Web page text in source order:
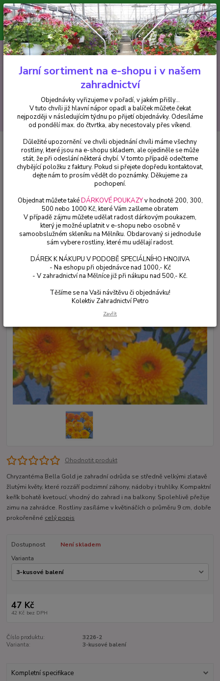
Minimální hodnota pro odeslání z e-shopu je 300 Kč.
V tuto chvíli již hlavní nápor objednávek opadl a balíček můžete čekat
nejpozději v následujícím týdnu po přijetí objednávky. Objednávky
vyřizujeme v pořadí, v jakém přišly...
CZK
Hledat
+420 602 223 614 0ks
za0 Kč
Chryzantémy
Chryzantéma Bella Gold - cena za kus v 3-kusovém
balení
Chryzantéma Bella Gold - cena za
kus v 3-kusovém balení
Ohodnotit produkt
Chryzantéma Bella Gold je zahradní odrůda se středně velkými zlatavě
žlutými květy, které rozzáří podzimní záhony, nádoby i truhlíky. Kompaktní
keřík bohatě kvetoucí, vhodný do zahrad i na balkony. Spolehlivě přežije
zimu na zahrádce. Rostliny zasíláme v květináčích o průměru 9 cm, dobře
prokořeněné celý popis
Dostupnost
Není skladem
Varianta
47 Kč
42 Kč bez DPH
Číslo produktu:
3226-2
Varianta:
3-kusové balení
Kompletní specifikace
Jarní sortiment na e-shopu i v našem
zahradnictví
Objednávky vyřizujeme v pořadí, v jakém přišly...
V tuto chvíli již hlavní nápor opadl a balíček můžete čekat
nejpozději v následujícím týdnu po přijetí objednávky. Odesíláme
od pondělí max. do čtvrtka, aby necestovaly přes víkend.
Důležité upozornění: ve chvíli objednání chvíli máme všechny
rostliny, které jsou na e-shopu skladem, ale ojediněle se může
stát, že při odeslání některá chybí. V tomto případě odečteme
chybějící položku z faktury. Pokud si přejete dopředu kontaktovat,
dejte nám to prosím vědět do poznámky. Děkujeme za
pochopení.
Objednat můžete takéDÁRKOVÉ POUKAZYv hodnotě 200, 300,
500 nebo 1000 Kč, které Vám zašleme obratem
V případě zájmu můžete udělat radost dárkovým poukazem,
který je možné uplatnit v e-shopu nebo osobně v
samoobslužném skleníku na Mělníku. Obdarovaný si jednoduše
sám vybere rostliny, které mu udělají radost.
DÁREK K NÁKUPU V PODOBĚ SPECIÁLNÍHO HNOJIVA
- Na eshopu při objednávce nad 1000,- Kč
- V zahradnictví na Mělníce již při nákupu nad 500,- Kč.
Těšíme se na Vaši návštěvu či objednávku!
Kolektiv Zahradnictví Petro
Zavřít